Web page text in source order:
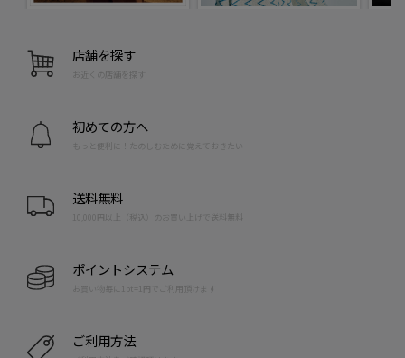
店舗を探す
お近くの店舗を探す
初めての方へ
もっと便利に！たのしむために覚えておきたい
送料無料
10,000円以上（税込）のお買い上げで送料無料
ポイントシステム
お買い物毎に1pt=1円でご利用頂けます
ご利用方法